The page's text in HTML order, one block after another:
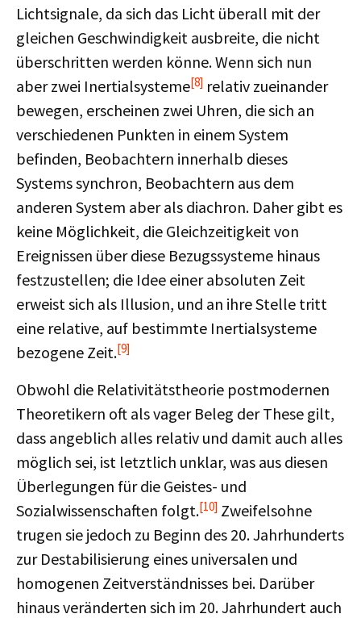
Lichtsignale, da sich das Licht überall mit der
gleichen Geschwindigkeit ausbreite, die nicht
überschritten werden könne. Wenn sich nun
aber zwei Inertialsysteme[8] relativ zueinander
bewegen, erscheinen zwei Uhren, die sich an
verschiedenen Punkten in einem System
befinden, Beobachtern innerhalb dieses
Systems synchron, Beobachtern aus dem
anderen System aber als diachron. Daher gibt es
keine Möglichkeit, die Gleichzeitigkeit von
Ereignissen über diese Bezugssysteme hinaus
festzustellen; die Idee einer absoluten Zeit
erweist sich als Illusion, und an ihre Stelle tritt
eine relative, auf bestimmte Inertialsysteme
bezogene Zeit.[9]
Obwohl die Relativitätstheorie postmodernen
Theoretikern oft als vager Beleg der These gilt,
dass angeblich alles relativ und damit auch alles
möglich sei, ist letztlich unklar, was aus diesen
Überlegungen für die Geistes- und
Sozialwissenschaften folgt.[10] Zweifelsohne
trugen sie jedoch zu Beginn des 20. Jahrhunderts
zur Destabilisierung eines universalen und
homogenen Zeitverständnisses bei. Darüber
hinaus veränderten sich im 20. Jahrhundert auch